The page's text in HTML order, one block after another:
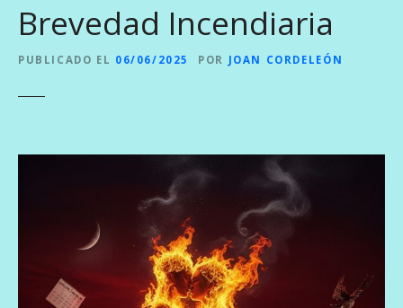
Brevedad Incendiaria
PUBLICADO EL 06/06/2025 POR JOAN CORDELEÓN